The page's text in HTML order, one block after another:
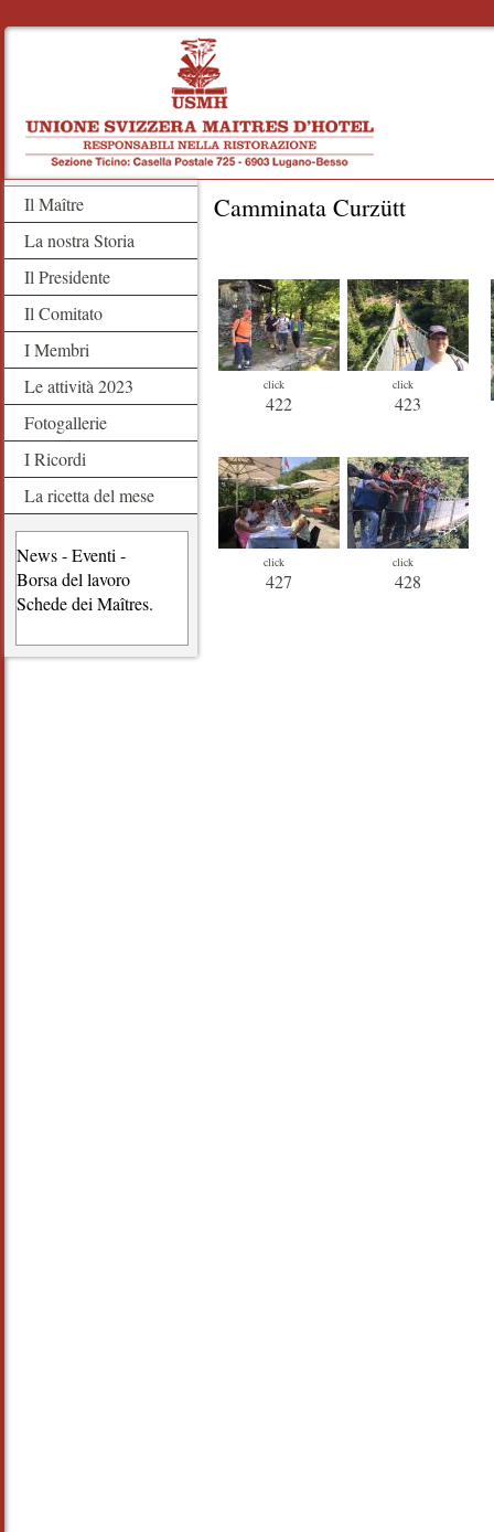
Il Maître
La nostra Storia
Il Presidente
Il Comitato
I Membri
Le attività 2023
Fotogallerie
I Ricordi
La ricetta del mese
News - Eventi -
Borsa del lavoro
Schede dei Maîtres.
Camminata Curzütt
click
422
click
423
click
427
click
428